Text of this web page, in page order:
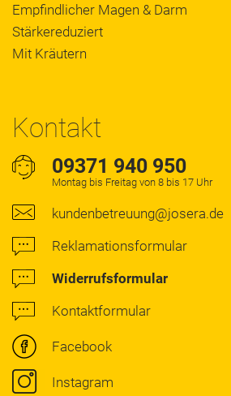
Empfindlicher Magen & Darm
Stärkereduziert
Mit Kräutern
Kontakt
09371 940 950
Montag bis Freitag von 8 bis 17 Uhr
kundenbetreuung@josera.de
Reklamationsformular
Widerrufsformular
Kontaktformular
Facebook
Instagram